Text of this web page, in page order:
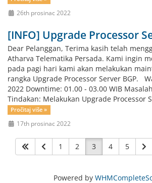
26th prosinac 2022
[INFO] Upgrade Processor
Dear Pelanggan, Terima kasih telah
Atharva Telematika Persada. Kami ingin
pada pagi hari kami akan melakukan
rangka Upgrade Processor Server BGP.
2022 Downtime: 01.00 - 03.00 WIB
Tindakan: Melakukan Upgrade Processor
Pročitaj više »
17th prosinac 2022
1 2 3 4 5
Powered by